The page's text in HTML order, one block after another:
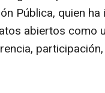
Pública, quien
abiertos como